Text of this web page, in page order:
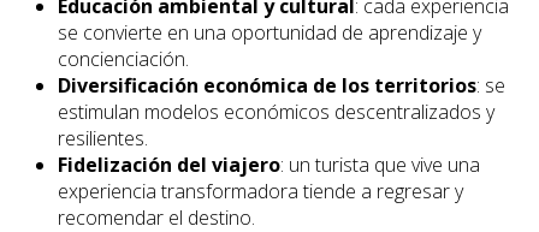
Educación ambiental y cultural: cada experiencia
se convierte en una oportunidad de aprendizaje y
concienciación.
Diversificación económica de los territorios: se
estimulan modelos económicos descentralizados y
resilientes.
Fidelización del viajero: un turista que vive una
experiencia transformadora tiende a regresar y
recomendar el destino.